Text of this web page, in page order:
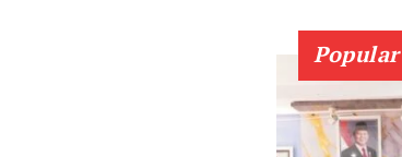
Popular